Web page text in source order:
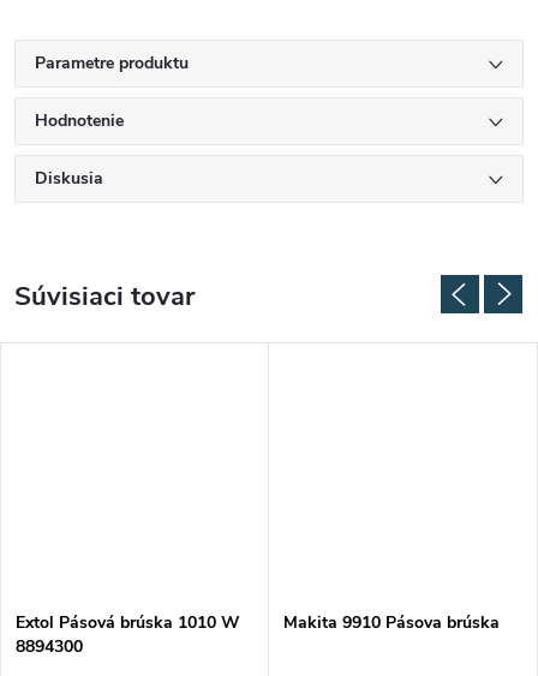
Parametre produktu
Hodnotenie
Diskusia
Súvisiaci tovar
Extol Pásová brúska 1010 W
8894300
Makita 9910 Pásova brúska